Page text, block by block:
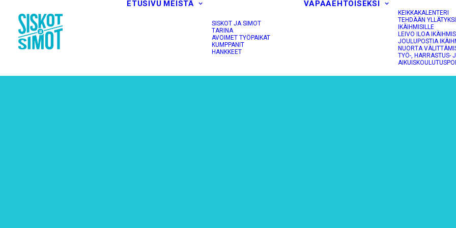
ETUSIVU MEISTÄ
SISKOT JA SIMOT
TARINA
AVOIMET TYÖPAIKAT
KUMPPANIT
HANKKEET
VAPAAEHTOISEKSI
KEIKKAKALENTERI
TEHDÄÄN
IKÄIHMISILLE
LEIVO ILOA
JOULUPOSTIA
NUORTA
TYÖ-, HARRASTUS-